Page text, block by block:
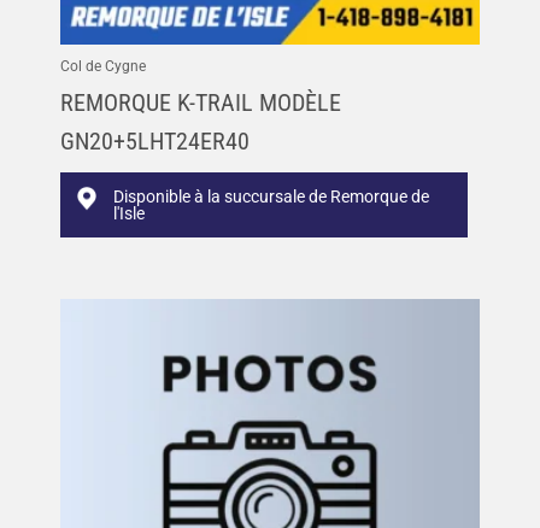
Col de Cygne
REMORQUE K-TRAIL MODÈLE
GN20+5LHT24ER40
Disponible à la succursale de Remorque de
l'Isle